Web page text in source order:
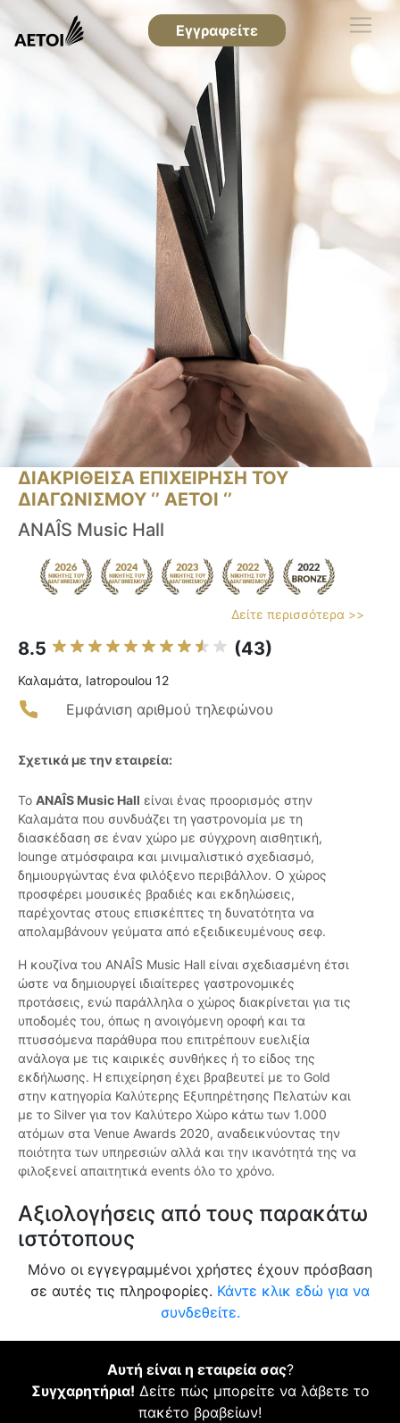
Εγγραφείτε
ΔΙΑΚΡΙΘΕΙΣΑ ΕΠΙΧΕΙΡΗΣΗ ΤΟΥ
ΔΙΑΓΩΝΙΣΜΟΥ ‘’ ΑΕΤΟΙ ‘’
ANAÎS Music Hall
Δείτε περισσότερα >>
8.5 (43)
Καλαμάτα, Iatropoulou 12
Εμφάνιση αριθμού τηλεφώνου
Σχετικά με την εταιρεία:
Το ANAÎS Music Hall είναι ένας προορισμός στην
Καλαμάτα που συνδυάζει τη γαστρονομία με τη
διασκέδαση σε έναν χώρο με σύγχρονη αισθητική,
lounge ατμόσφαιρα και μινιμαλιστικό σχεδιασμό,
δημιουργώντας ένα φιλόξενο περιβάλλον. Ο χώρος
προσφέρει μουσικές βραδιές και εκδηλώσεις,
παρέχοντας στους επισκέπτες τη δυνατότητα να
απολαμβάνουν γεύματα από εξειδικευμένους σεφ.
Η κουζίνα του ANAÎS Music Hall είναι σχεδιασμένη έτσι
ώστε να δημιουργεί ιδιαίτερες γαστρονομικές
προτάσεις, ενώ παράλληλα ο χώρος διακρίνεται για τις
υποδομές του, όπως η ανοιγόμενη οροφή και τα
πτυσσόμενα παράθυρα που επιτρέπουν ευελιξία
ανάλογα με τις καιρικές συνθήκες ή το είδος της
εκδήλωσης. Η επιχείρηση έχει βραβευτεί με το Gold
στην κατηγορία Καλύτερης Εξυπηρέτησης Πελατών και
με το Silver για τον Καλύτερο Χώρο κάτω των 1.000
ατόμων στα Venue Awards 2020, αναδεικνύοντας την
ποιότητα των υπηρεσιών αλλά και την ικανότητά της να
φιλοξενεί απαιτητικά events όλο το χρόνο.
Αξιολογήσεις από τους παρακάτω
ιστότοπους
Μόνο οι εγγεγραμμένοι χρήστες έχουν πρόσβαση
σε αυτές τις πληροφορίες. Κάντε κλικ εδώ για να
συνδεθείτε.
Αυτή είναι η εταιρεία σας?
Συγχαρητήρια! Δείτε πώς μπορείτε να λάβετε το
πακέτο βραβείων!